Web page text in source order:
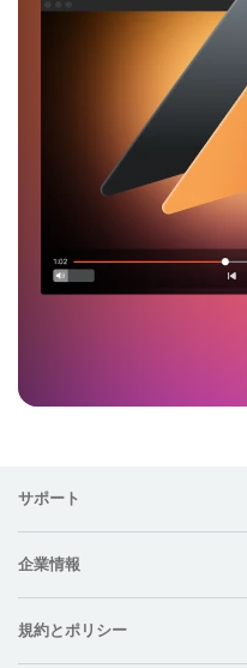
サポート
企業情報
規約とポリシー